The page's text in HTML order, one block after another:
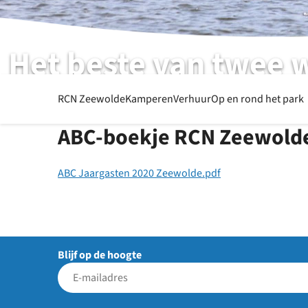
Het beste van twee
RCN Zeewolde | Flevoland | Zeewolde
RCN ZeewoldeKamperenVerhuurOp en rond het park
ABC-boekje RCN
ABC Jaargasten 2020 Zeewolde.pdf
Blijf op de hoogte